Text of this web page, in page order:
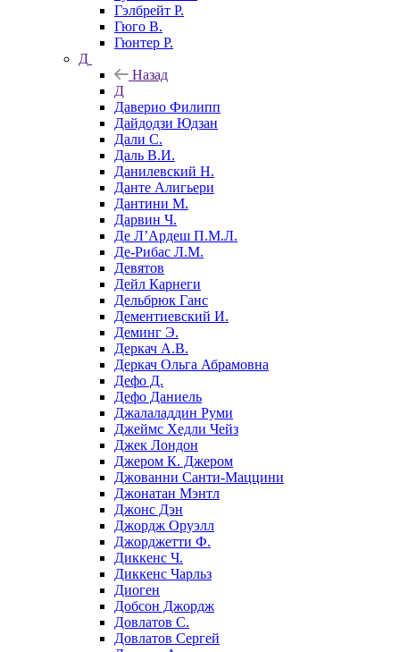
Гэлбрейт Р.
Гюго В.
Гюнтер Р.
Д
Назад
Д
Даверио Филипп
Дайдодзи Юдзан
Дали С.
Даль В.И.
Данилевский Н.
Данте Алигьери
Дантини М.
Дарвин Ч.
Де Л’Ардеш П.М.Л.
Де-Рибас Л.М.
Девятов
Дейл Карнеги
Дельбрюк Ганс
Дементиевский И.
Деминг Э.
Деркач А.В.
Деркач Ольга Абрамовна
Дефо Д.
Дефо Даниель
Джалаладдин Руми
Джеймс Хедли Чейз
Джек Лондон
Джером К. Джером
Джованни Санти-Маццини
Джонатан Мэнтл
Джонс Дэн
Джордж Оруэлл
Джорджетти Ф.
Диккенс Ч.
Диккенс Чарльз
Диоген
Добсон Джордж
Довлатов С.
Довлатов Сергей